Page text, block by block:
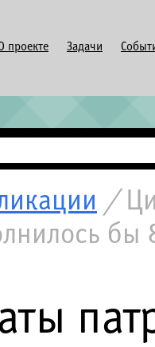
проекте Задачи
/